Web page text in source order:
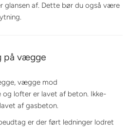
glansen af. Dette bør du også være
på vægge
vægge mod
og lofter er lavet af beton. Ikke-
af gasbeton.
er der ført ledninger lodret